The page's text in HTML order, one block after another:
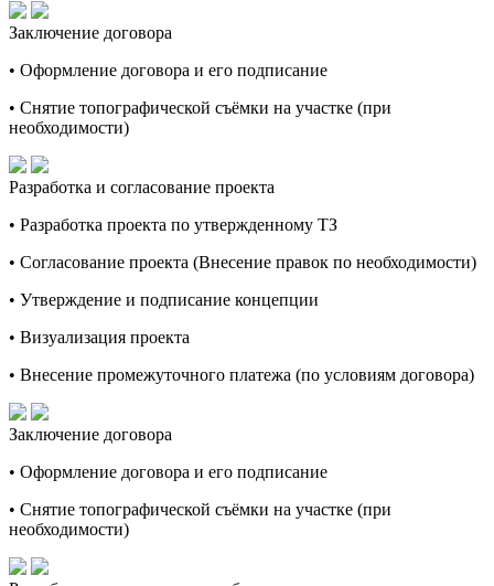
Заключение договора
• Оформление договора и его подписание
• Снятие топографической съёмки на участке (при
необходимости)
Разработка и согласование проекта
• Разработка проекта по утвержденному ТЗ
• Согласование проекта (Внесение правок по необходимости)
• Утверждение и подписание концепции
• Визуализация проекта
• Внесение промежуточного платежа (по условиям договора)
Заключение договора
• Оформление договора и его подписание
• Снятие топографической съёмки на участке (при
необходимости)